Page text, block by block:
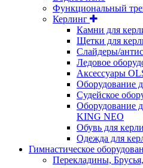
Функциональный
Керлинг
Камни для
Щетки для
Слайдеры/
Ледовое
Аксессуары
Оборудование
Судейское
Оборудование
KING NEO
Обувь для
Одежда для
Гимнастическое
Перекладины,